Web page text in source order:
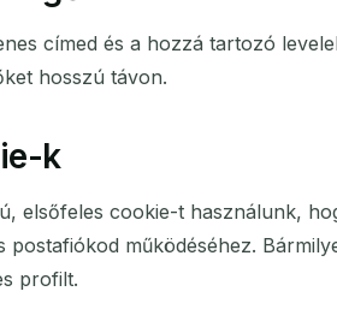
címed és a hozzá tartozó
hosszú távon.
k
elsőfeles cookie-t használunk,
postafiókod működéséhez.
profilt.